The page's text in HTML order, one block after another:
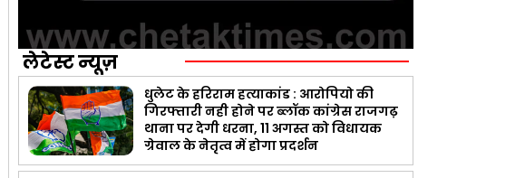
लेटेस्ट न्यूज़
धुलेट के हरिराम हत्याकांड : आरोपियो की
गिरफ्तारी नही होने पर ब्लॉक कांग्रेस राजगढ़
थाना पर देगी धरना, 11 अगस्त को विधायक
ग्रेवाल के नेतृत्व में होगा प्रदर्शन